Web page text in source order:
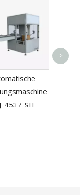
4537-SH
>